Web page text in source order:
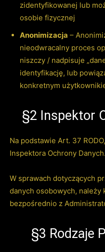
zidentyfikowanej lub
osobie fizycznej
Anonimizacja –
nieodwracalny proces
niszczy / nadpisuje
identyfikację, lub
konkretnym
§2 Inspektor
Na podstawie Art. 37
Inspektora Ochrony Danych.
W sprawach dotyczących
danych osobowych, należy
bezpośrednio z
§3 Rodzaje